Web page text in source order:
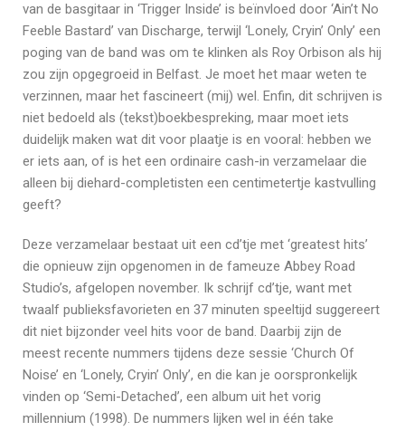
van de basgitaar in ‘Trigger Inside’ is beïnvloed door ‘Ain’t No
Feeble Bastard’ van Discharge, terwijl ‘Lonely, Cryin’ Only’ een
poging van de band was om te klinken als Roy Orbison als hij
zou zijn opgegroeid in Belfast. Je moet het maar weten te
verzinnen, maar het fascineert (mij) wel. Enfin, dit schrijven is
niet bedoeld als (tekst)boekbespreking, maar moet iets
duidelijk maken wat dit voor plaatje is en vooral: hebben we
er iets aan, of is het een ordinaire cash-in verzamelaar die
alleen bij diehard-completisten een centimetertje kastvulling
geeft?
Deze verzamelaar bestaat uit een cd’tje met ‘greatest hits’
die opnieuw zijn opgenomen in de fameuze Abbey Road
Studio’s, afgelopen november. Ik schrijf cd’tje, want met
twaalf publieksfavorieten en 37 minuten speeltijd suggereert
dit niet bijzonder veel hits voor de band. Daarbij zijn de
meest recente nummers tijdens deze sessie ‘Church Of
Noise’ en ‘Lonely, Cryin’ Only’, en die kan je oorspronkelijk
vinden op ‘Semi-Detached’, een album uit het vorig
millennium (1998). De nummers lijken wel in één take